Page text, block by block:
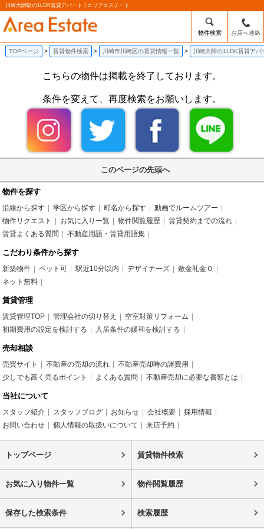
川崎大師駅の1LDK賃貸アパート | エリアエステート
物件検索 お店へ連絡
TOPページ 賃貸物件検索 川崎市川崎区の賃貸情報一覧 川崎大師の1LDK賃貸アパ
こちらの物件は掲載を終了しております。
条件を変えて、再度検索をお願いします。
このページの先頭へ
物件を探す
沿線から探す 学区から探す 町名から探す
動画でルームツアー
物件リクエスト
お気に入り一覧 物件閲覧履歴
賃貸契約までの流れ
賃貸よくある質問
不動産用語・賃貸用語集
こだわり条件から探す
新築物件 ペット可 駅近10分以内 デザイナーズ
敷金礼金０
ネット無料
賃貸管理
賃貸管理TOP 管理会社の切り替え
空室対策リフォーム
初期費用の設定を検討する
入居条件の緩和を検討する
売却相談
売買サイト 不動産の売却の流れ
不動産売却時の諸費用
少しでも高く売るポイント
よくある質問 不動産売却に必要な書類とは
当社について
スタッフ紹介 スタッフブログ お知らせ 会社概要
採用情報
お問い合わせ
個人情報の取扱いについて 来店予約
トップページ 賃貸物件検索
お気に入り物件一覧 物件閲覧履歴
保存した検索条件 検索履歴